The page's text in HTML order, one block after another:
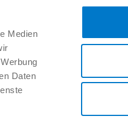
Medien
Daten
지원